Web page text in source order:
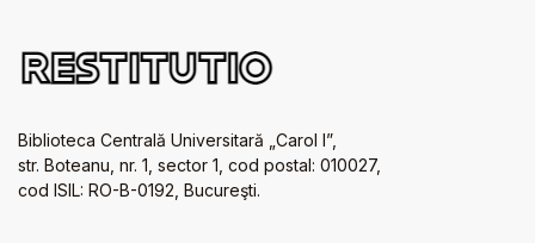
Biblioteca Centrală Universitară „Carol I”,
str. Boteanu, nr. 1, sector 1, cod postal: 010027,
cod ISIL: RO-B-0192, Bucureşti.